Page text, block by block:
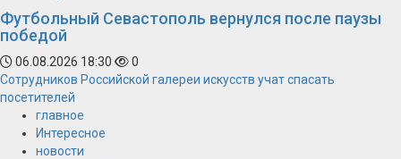
Футбольный Севастополь вернулся после паузы
победой
06.08.2026 18:30
0
Сотрудников Российской галереи искусств учат спасать
посетителей
главное
Интересное
новости